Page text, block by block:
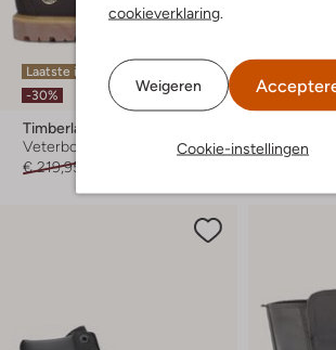
cookieverklaring.
Weigeren
Cookie-instellingen
Laatste item
-30%
Timberland
Veterboots
€ 219,95
-50%